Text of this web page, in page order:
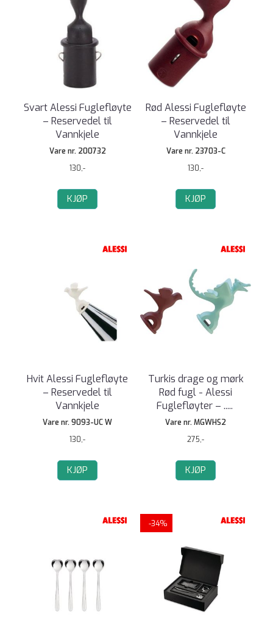
Svart Alessi Fuglefløyte
– Reservedel til
Vannkjele
Vare nr. 200732
130,-
KJØP
Rød Alessi Fuglefløyte
– Reservedel til
Vannkjele
Vare nr. 23703-C
130,-
KJØP
Hvit Alessi Fuglefløyte
– Reservedel til
Vannkjele
Vare nr. 9093-UC W
130,-
KJØP
Turkis drage og mørk
Rød fugl - Alessi
Fuglefløyter – .....
Vare nr. MGWHS2
275,-
KJØP
-34%